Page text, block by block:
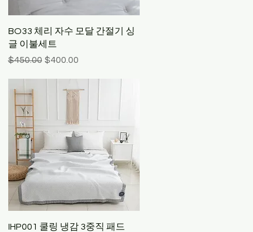
Quick View
BO33 체리 자수 모달 간절기 싱
글 이불세트
Regular Price
$450.00 Sale Price
$400.00
Quick View
IHP001 쿨링 냉감 3중직 패드